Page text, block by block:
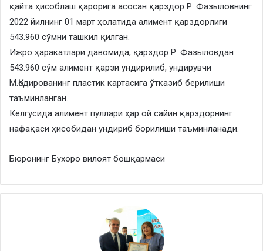
қайта ҳисоблаш қарорига асосан қарздор Р. Фазыловнинг
2022 йилнинг 01 март ҳолатида алимент қарздорлиги
543.960 сўмни ташкил қилган.
Ижро ҳаракатлари давомида, қарздор Р. Фазыловдан
543.960 сўм алимент қарзи ундирилиб, ундирувчи
М.Қодированинг пластик картасига ўтказиб берилиши
таъминланган.
Келгусида алимент пуллари ҳар ой сайин қарздорнинг
нафақаси ҳисобидан ундириб борилиши таъминланади.
Бюронинг Бухоро вилоят бошқармаси